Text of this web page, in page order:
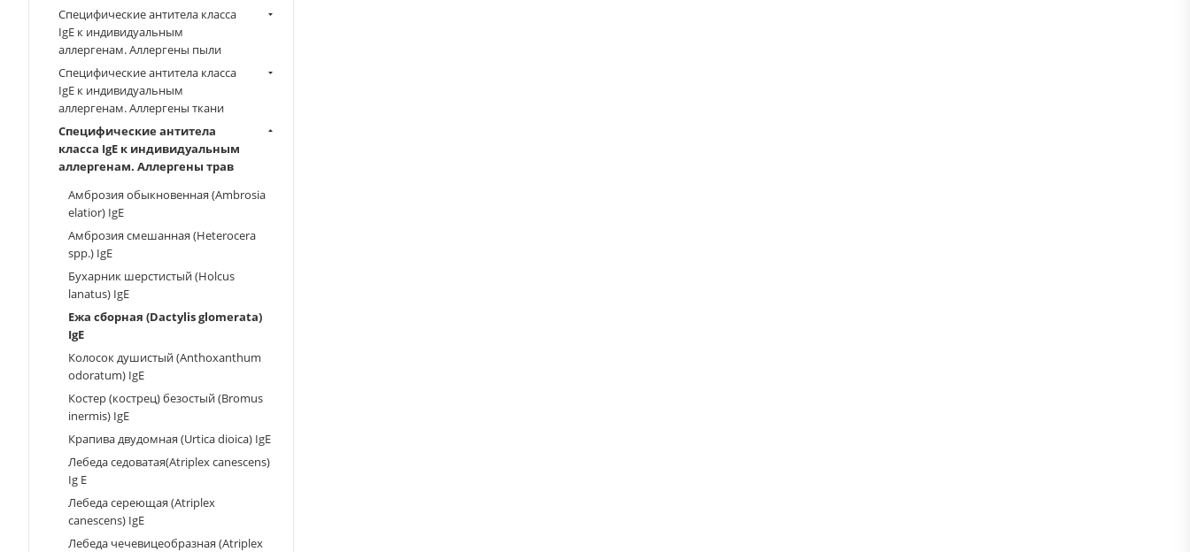
Специфические антитела класса
IgE к индивидуальным
аллергенам. Аллергены пыли
Специфические антитела класса
IgE к индивидуальным
аллергенам. Аллергены ткани
Специфические антитела
класса IgE к индивидуальным
аллергенам. Аллергены трав
Амброзия обыкновенная (Ambrosia
elatior) IgE
Амброзия смешанная (Heterocera
spp.) IgE
Бухарник шерстистый (Holcus
lanatus) IgE
Ежа сборная (Dactylis glomerata)
IgE
Колосок душистый (Anthoxanthum
odoratum) IgE
Костер (кострец) безостый (Bromus
inermis) IgE
Крапива двудомная (Urtica dioica) IgE
Лебеда седоватая(Atriplex canescens)
Ig E
Лебеда сереющая (Atriplex
canescens) IgE
Лебеда чечевицеобразная (Atriplex